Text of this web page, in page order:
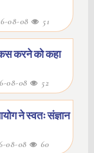
08-08 51
करने को कहा
08-08 52
ने स्वतः संज्ञान
08-08 60